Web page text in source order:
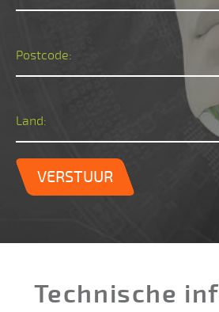
Postcode:
Land:
VERSTUUR
Technische